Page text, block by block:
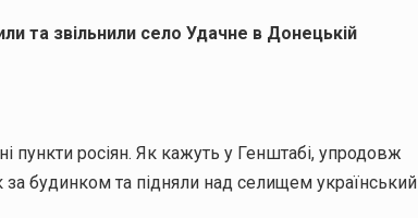
та звільнили село Удачне в Донецькій
пункти росіян. Як кажуть у Генштабі, упродовж
будинком та підняли над селищем український